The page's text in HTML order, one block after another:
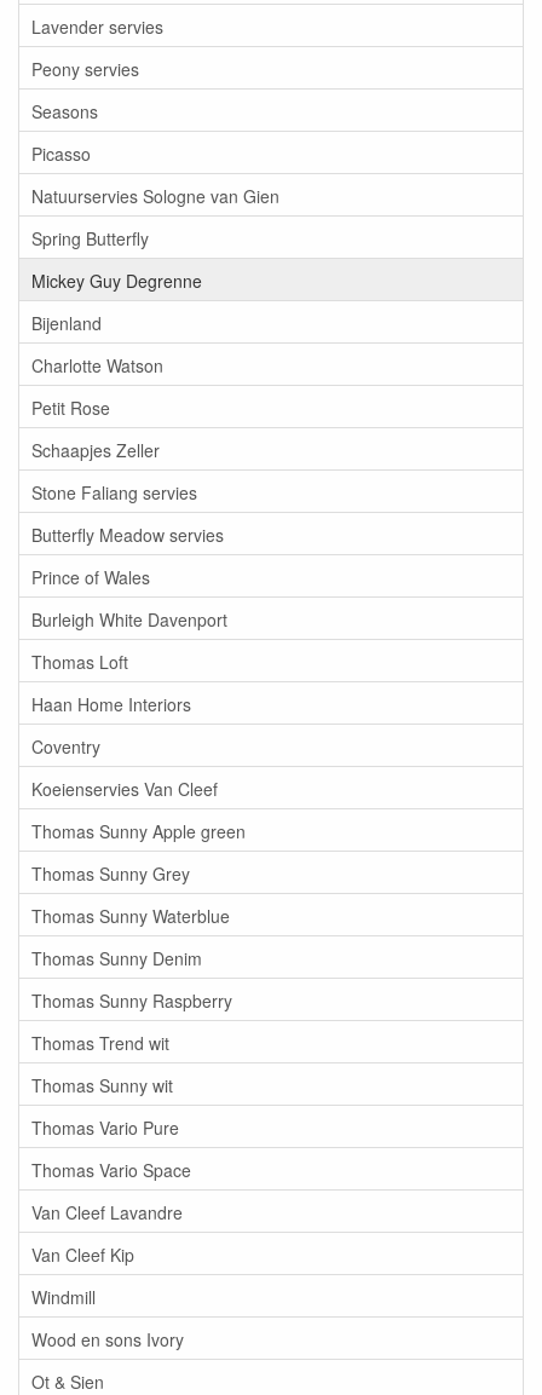
Lavender servies
Peony servies
Seasons
Picasso
Natuurservies Sologne van Gien
Spring Butterfly
Mickey Guy Degrenne
Bijenland
Charlotte Watson
Petit Rose
Schaapjes Zeller
Stone Faliang servies
Butterfly Meadow servies
Prince of Wales
Burleigh White Davenport
Thomas Loft
Haan Home Interiors
Coventry
Koeienservies Van Cleef
Thomas Sunny Apple green
Thomas Sunny Grey
Thomas Sunny Waterblue
Thomas Sunny Denim
Thomas Sunny Raspberry
Thomas Trend wit
Thomas Sunny wit
Thomas Vario Pure
Thomas Vario Space
Van Cleef Lavandre
Van Cleef Kip
Windmill
Wood en sons Ivory
Ot & Sien